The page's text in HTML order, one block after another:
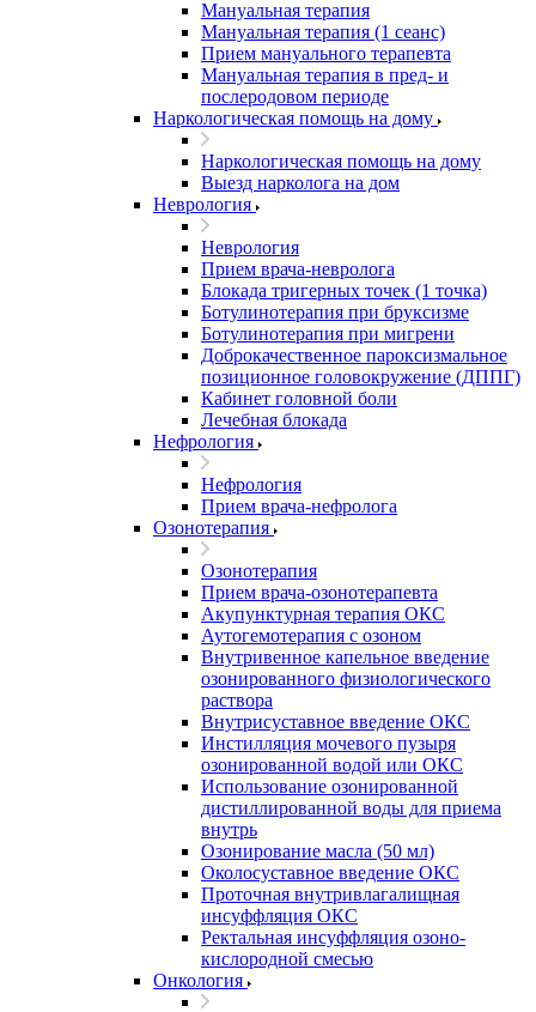
Мануальная терапия
Мануальная терапия (1 сеанс)
Прием мануального терапевта
Мануальная терапия в пред- и
послеродовом периоде
Наркологическая помощь на дому
Наркологическая помощь на дому
Выезд нарколога на дом
Неврология
Неврология
Прием врача-невролога
Блокада тригерных точек (1 точка)
Ботулинотерапия при бруксизме
Ботулинотерапия при мигрени
Доброкачественное пароксизмальное
позиционное головокружение (ДППГ)
Кабинет головной боли
Лечебная блокада
Нефрология
Нефрология
Прием врача-нефролога
Озонотерапия
Озонотерапия
Прием врача-озонотерапевта
Акупунктурная терапия ОКС
Аутогемотерапия с озоном
Внутривенное капельное введение
озонированного физиологического
раствора
Внутрисуставное введение ОКС
Инстилляция мочевого пузыря
озонированной водой или ОКС
Использование озонированной
дистиллированной воды для приема
внутрь
Озонирование масла (50 мл)
Околосуставное введение ОКС
Проточная внутривлагалищная
инсуффляция ОКС
Ректальная инсуффляция озоно-
кислородной смесью
Онкология